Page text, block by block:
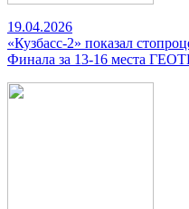
19.04.2026
«Кузбасс-2» показал
Финала за 13-16 места